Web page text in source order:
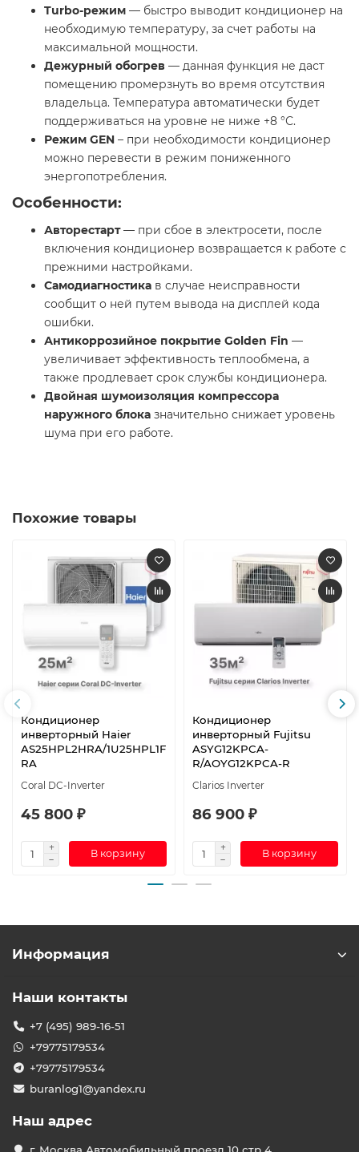
Turbo-режим — быстро выводит кондиционер на
необходимую температуру, за счет работы на
максимальной мощности.
Дежурный обогрев — данная функция не даст
помещению промерзнуть во время отсутствия
владельца. Температура автоматически будет
поддерживаться на уровне не ниже +8 °С.
Режим GEN – при необходимости кондиционер
можно перевести в режим пониженного
энергопотребления.
Особенности:
Авторестарт— при сбое в электросети, после
включения кондиционер возвращается к работе с
прежними настройками.
Самодиагностика в случае неисправности
сообщит о ней путем вывода на дисплей кода
ошибки.
Антикоррозийное покрытие Golden Fin —
увеличивает эффективность теплообмена, а
также продлевает срок службы кондиционера.
Двойная шумоизоляция компрессора
наружного блока значительно снижает уровень
шума при его работе.
Похожие товары
Кондиционер
инверторный Haier
AS25HPL2HRA/1U25HPL1F
RA
Coral DC-Inverter
45 800 ₽
В корзину
Кондиционер
инверторный Fujitsu
ASYG12KPCA-
R/AOYG12KPCA-R
Clarios Inverter
86 900 ₽
В корзину
Информация
Наши контакты
+7 (495) 989-16-51
+79775179534
+79775179534
buranlog1@yandex.ru
Наш адрес